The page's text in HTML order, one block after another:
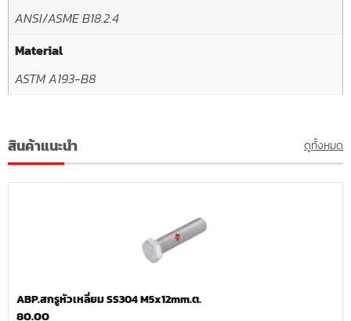
ANSI/ASME B18.2.4
Material
ASTM A193-B8
สินค้าแนะนำ ดูทั้งหมด
ABP.สกรูหัวเหลี่ยม SS304 M5x12mm.ต.
80.00